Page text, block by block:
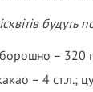
будуть
– 320
– 4 ст.л.;